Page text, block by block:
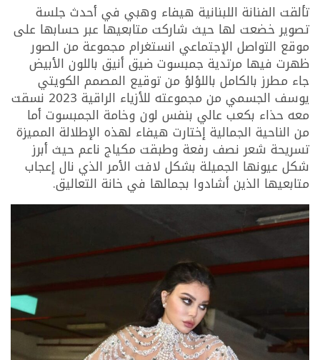
تألقت الفنانة اللبنانية هيفاء وهبي في أحدث جلسة
تصوير خضعت لها حيث شاركت متابعيها عبر حسابها على
موقع التواصل الإجتماعي انستغرام مجموعة من الصور
ظهرت فيها مرتدية جمبسوت ضيق أنيق باللون الأبيض
جاء مطرز بالكامل باللؤلؤ من توقيع المصمم الكويتي
يوسف الجسمي من مجموعته للأزياء الراقية 2023 نسقت
معه حذاء بكعب عالي بنفس لون وخامة الجمبسوت أما
من الناحية الجمالية إختارت هيفاء لهذه الإطلالة المميزة
تسريحة شعر نصف رفعة وطبقت مكياج ناعم حيث أبرز
شكل عيونها الجميلة بشكل لافت الأمر الذي نال إعجاب
متابعيها الذين أشادوا بجمالها في خانة التعاليق.